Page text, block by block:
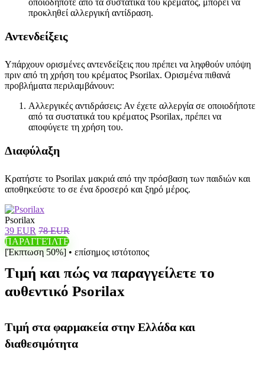
οποιοδήποτε από τα συστατικά του κρέματος, μπορεί να
προκληθεί αλλεργική αντίδραση.
Αντενδείξεις
Υπάρχουν ορισμένες αντενδείξεις που πρέπει να ληφθούν υπόψη
πριν από τη χρήση του κρέματος Psorilax. Ορισμένα πιθανά
προβλήματα περιλαμβάνουν:
Αλλεργικές αντιδράσεις: Αν έχετε αλλεργία σε οποιοδήποτε
από τα συστατικά του κρέματος Psorilax, πρέπει να
αποφύγετε τη χρήση του.
Διαφύλαξη
Κρατήστε το Psorilax μακριά από την πρόσβαση των παιδιών και
αποθηκεύστε το σε ένα δροσερό και ξηρό μέρος.
Psorilax
39 EUR 78 EUR
ΠΑΡΑΓΓΕΊΛΤΕ
[Έκπτωση 50%] • επίσημος ιστότοπος
Τιμή και πώς να παραγγείλετε το
αυθεντικό Psorilax
Τιμή στα φαρμακεία στην Ελλάδα και
διαθεσιμότητα